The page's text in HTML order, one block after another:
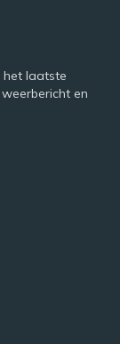
het laatste
en